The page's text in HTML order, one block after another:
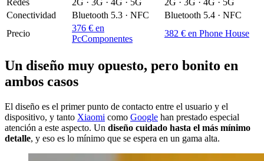
Conectividad
Bluetooth 5.3 · NFC
Bluetooth 5.4 · NFC
Precio
376 € en
PcComponentes
382 € en Phone House
Un diseño muy opuesto, pero bonito en
ambos casos
El diseño es el primer punto de contacto entre el usuario y el
dispositivo, y tanto Xiaomi como Google han prestado especial
atención a este aspecto. Un diseño cuidado hasta el más mínimo
detalle, y eso es lo mínimo que se espera en un gama alta.